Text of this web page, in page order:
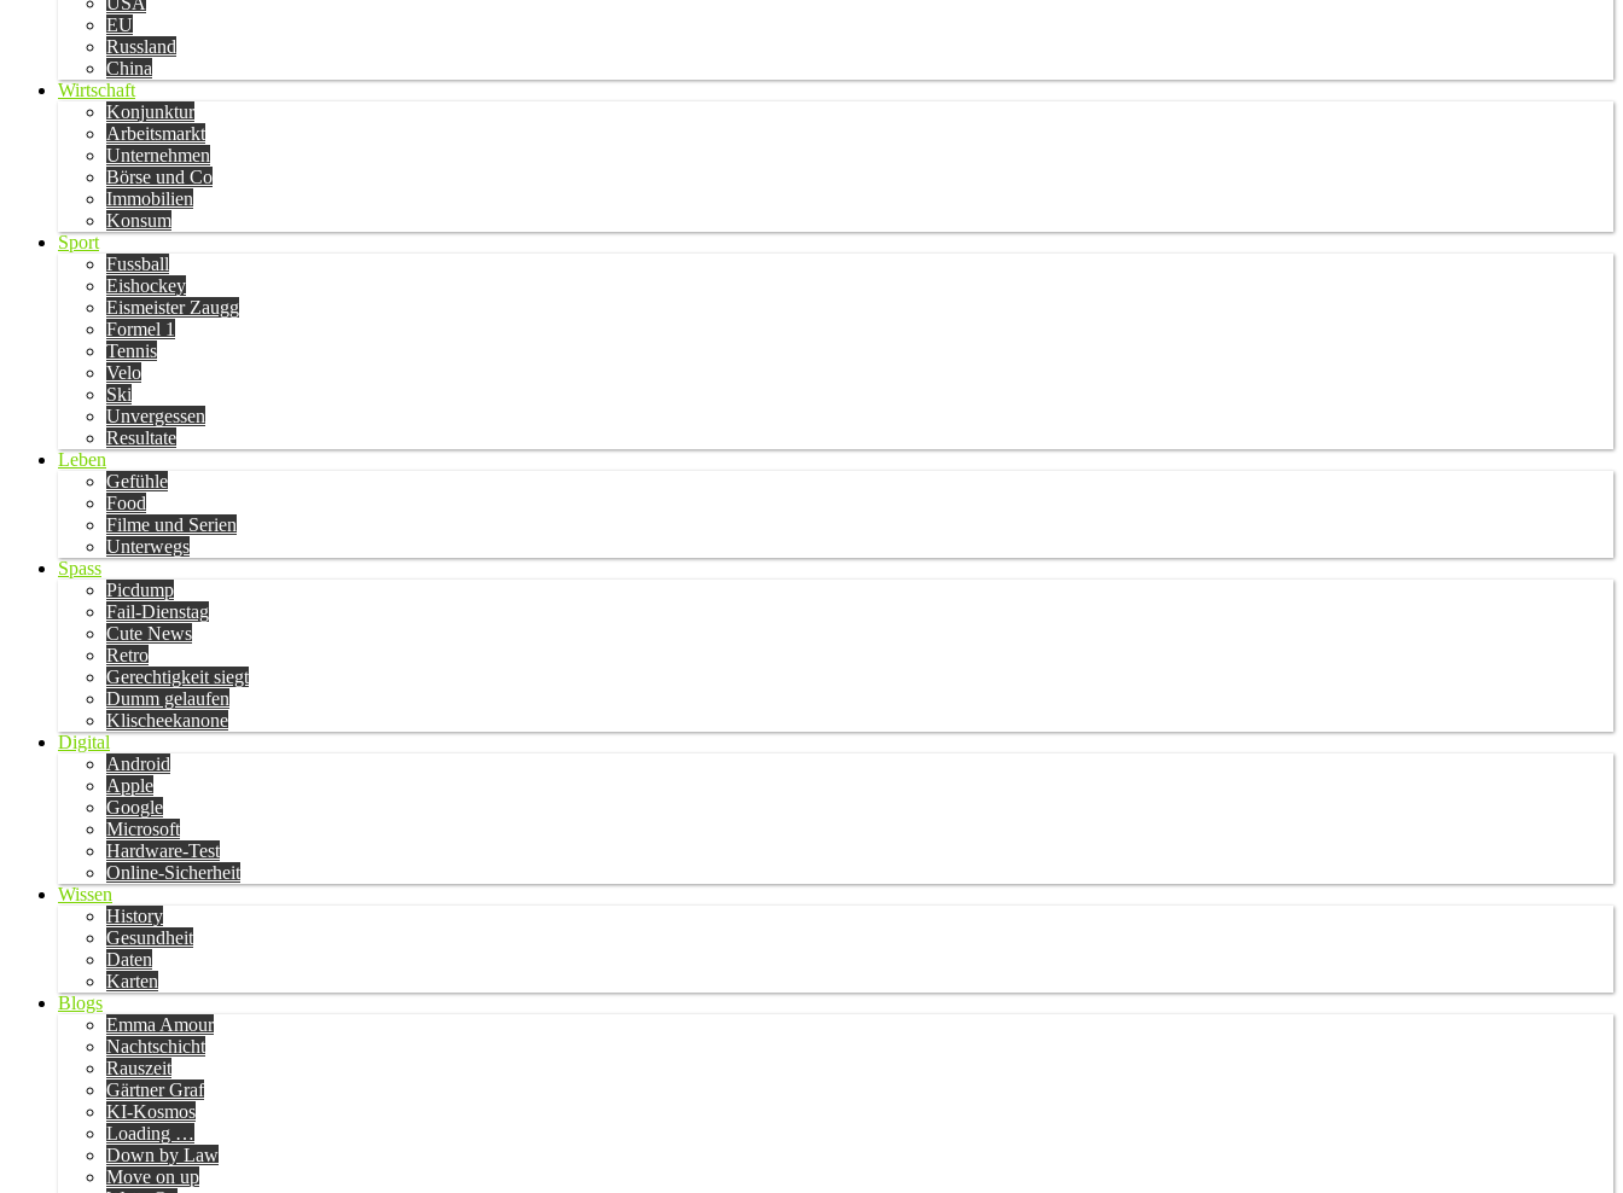
EU
Russland
China
Wirtschaft
Konjunktur
Arbeitsmarkt
Unternehmen
Börse und Co
Immobilien
Konsum
Sport
Fussball
Eishockey
Eismeister Zaugg
Formel 1
Tennis
Velo
Ski
Unvergessen
Resultate
Leben
Gefühle
Food
Filme und Serien
Unterwegs
Spass
Picdump
Fail-Dienstag
Cute News
Retro
Gerechtigkeit siegt
Dumm gelaufen
Klischeekanone
Digital
Android
Apple
Google
Microsoft
Hardware-Test
Online-Sicherheit
Wissen
History
Gesundheit
Daten
Karten
Blogs
Emma Amour
Nachtschicht
Rauszeit
Gärtner Graf
KI-Kosmos
Loading …
Down by Law
Move on up